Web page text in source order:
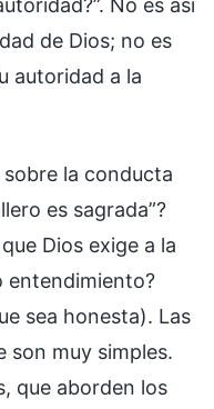
de Dios; no es
autoridad a la
la conducta
es sagrada”?
Dios exige a la
entendimiento?
sea honesta). Las
son muy simples.
que aborden los